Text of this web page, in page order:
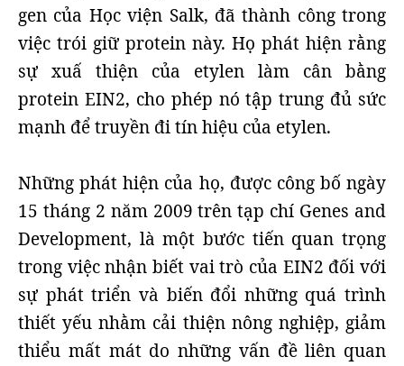
gen của Học viện Salk, đã thành công trong
việc trói giữ protein này. Họ phát hiện rằng
sự xuấ thiện của etylen làm cân bằng
protein EIN2, cho phép nó tập trung đủ sức
mạnh để truyền đi tín hiệu của etylen.
Những phát hiện của họ, được công bố ngày
15 tháng 2 năm 2009 trên tạp chí Genes and
Development, là một bước tiến quan trọng
trong việc nhận biết vai trò của EIN2 đối với
sự phát triển và biến đổi những quá trình
thiết yếu nhằm cải thiện nông nghiệp, giảm
thiểu mất mát do những vấn đề liên quan